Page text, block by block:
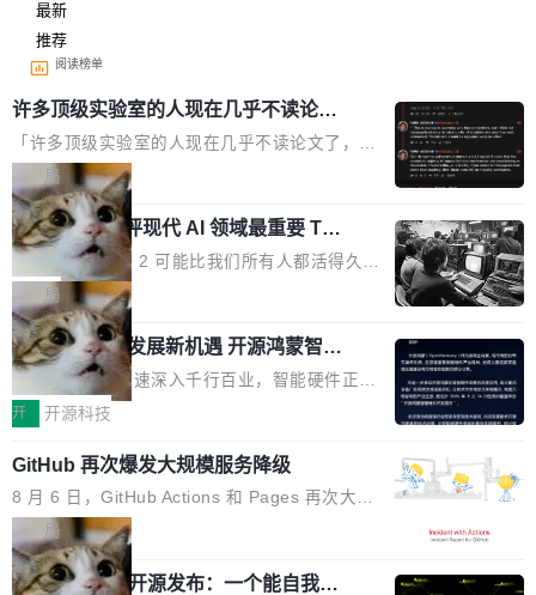
最新
推荐
阅读榜单
许多顶级实验室的人现在几乎不读论文
了
「许多顶级实验室的人现在几乎不读论文了，而
且他们认为 ICLR/ICML/NeurIPS 充斥着大量过
度宣传和欺诈。」 OpenAI 研究员 Keller Jorda
n 这条推文引发了广泛讨论。他不是在说风凉
话，他是说出了一个圈内人尽皆知但很少公开捅
破的事实。 Jordan 随后补充了一句软化声明：
「我不认为这些会议上大部分论文都在过度宣传
或造假。问题是，作为读者，如果你筛选出那些
看起来最令人兴奋的论文，那它们大部分都是过
度宣传的。」 这才是真正的痛点。不是所有论文
都有问题，是最吸引眼球的那批论文最有问题。
他引用的帖子来自 Mathew Shen，一位 ICLR 2
026 的读者：「看了篇 ...
局
xAI 前工程师评现代 AI 领域最重要 Top
3 开源项目
Flash Attention 2 可能比我们所有人都活得久。
这句话不是来自某个技术博客，而是出自 Hieu
Pham 的一条推文。Hieu Pham 是谁？他是 xAI
的早期工程师之一，在 Grok 训练基础设施团队
工作过。近日他在 X 上发了一条帖子，列出了他
认为现代 AI 领域最重要的三个开源项目。 第一
个名字毫无悬念：Flash Attention 2。 Hieu 的
理由很具体。FA 系列不需要解释，但 FA2 是他
认为最重要的一个——复杂度恰到好处，刚好能
驱动你去学 CuTe，但还没被那些"邪恶的" Hopp
er++ 优化所淹没，足够容易修改和适配。 更关
键的是 FA2 的持久性...
局
共商智能硬件发展新机遇 开源鸿蒙智能
硬件开发者日杭州站即将举行
随着万物智联加速深入千行百业，智能硬件正从
单点设备迈向智能化、网联化、协同化发展。作
鸿蒙通过统一技术底座和分布式能力，为不同类
型智能设备的开发、连接与互联提供关键支撑，
也为产业链企业探索产品创新与商业增长打开新
的空间。 8月14日，开源鸿蒙智能硬件开发者日
（OHDD：OpenHarmony Hardware Develope
开 开源科技
GitHub 再次爆发大规模服务降级
8 月 6 日，GitHub Actions 和 Pages 再次大规
模服务降级，Actions 完全不可用超过 5 小时，
webhook 停发，连自托管 runner 也因调度层故
障无法工作。Pages、Copilot code review、C
局
Prime Agent 开源发布：一个能自我改